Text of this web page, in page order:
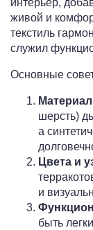
интерьер,
живой и
текстиль
служил
Основные
шерсть)
а
Цвета и
и
быть